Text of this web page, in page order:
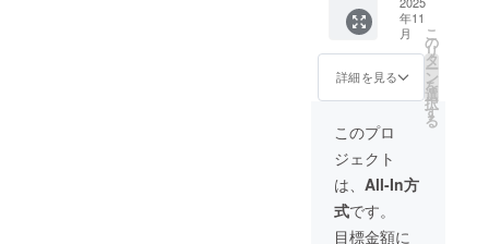
書きを
ご確認
くださ
酒精、
かんす
い ・原
材料
トマト
ﾄﾏﾄ・
ｼﾞｭｰｽづ
産)､ｶﾞﾗ
ｽｰﾌﾟ､ｿ
ﾃｰｵﾆｵﾝ､
ｻﾝﾁｭ味
噌､食
換はで
きませ
ん。お
つりは
でませ
フにク
ラウド
ファン
ディン
グで支
援をし
た旨を
ます。
・保存
方法：
麺（冷
蔵）、
トマト
スープ
（常
温） ・
消費期
限もし
くは賞
味期
年11
月
詳細を見る
こ
の
リ
タ
ー
ン
を
選
択
す
る
このプロ
ジェクト
は、 All-In方
式です。
目標金額に